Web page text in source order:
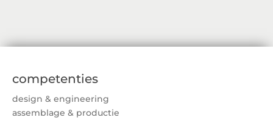
competenties
design & engineering
assemblage & productie